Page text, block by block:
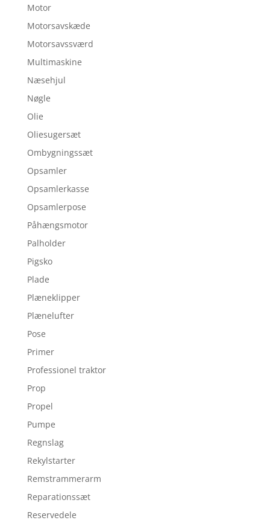
Motor
Motorsavskæde
Motorsavssværd
Multimaskine
Næsehjul
Nøgle
Olie
Oliesugersæt
Ombygningssæt
Opsamler
Opsamlerkasse
Opsamlerpose
Påhængsmotor
Palholder
Pigsko
Plade
Plæneklipper
Plænelufter
Pose
Primer
Professionel traktor
Prop
Propel
Pumpe
Regnslag
Rekylstarter
Remstrammerarm
Reparationssæt
Reservedele